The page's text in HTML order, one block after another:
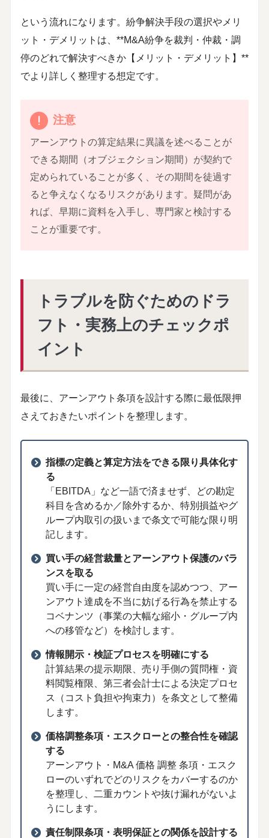
という流れになります。紛争解決手段の選択やメリ
ット・デメリットは、**M&A紛争を裁判・仲裁・調
停のどれで解決すべきか【メリット・デメリット】**
でより詳しく整理する想定です。
注意
アーンアウトの算定結果に異議を述べることが
できる期間（オブジェクション期間）が契約で
定められていることが多く、その期間を徒過す
ると争えなくなるリスクがあります。疑問があ
れば、早期に資料を入手し、専門家と検討する
ことが重要です。
トラブルを防ぐためのドラ
フト・実務上のチェックポ
イント
最後に、アーンアウト条項を設計する際に最低限押
さえておきたいポイントを整理します。
指標の定義と算定方法をできる限り具体化す
る
「EBITDA」など一語で済ませず、どの勘定
科目を含めるか／除外するか、特別損益やグ
ループ内取引の扱いまで条文で可能な限り明
記します。
買い手の経営裁量とアーンアウト保護のバラ
ンスを取る
買い手に一定の経営自由度を認めつつ、アー
ンアウト達成を不当に妨げる行為を禁止する
コベナンツ（事業の大幅な縮小・グループ内
への移管など）を検討します。
情報開示・検証プロセスを明確にする
計算結果の提示期限、売り手側の質問権・資
料閲覧権限、第三者会計士による決定プロセ
ス（コスト負担や拘束力）を条文として整備
します。
価格調整条項・エスクローとの整合性を確認
する
アーンアウト・M&A 価格 調整 条項・エスク
ローのいずれでどのリスクをカバーするのか
を整理し、二重カウントや抜け漏れがないよ
うにします。
責任制限条項・表明保証との関係を設計する